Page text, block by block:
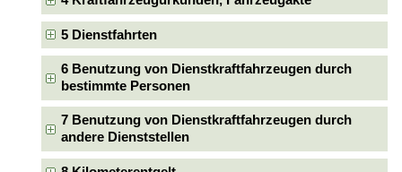
5 Dienstfahrten
6 Benutzung von Dienstkraftfahrzeugen durch
bestimmte Personen
7 Benutzung von Dienstkraftfahrzeugen durch
andere Dienststellen